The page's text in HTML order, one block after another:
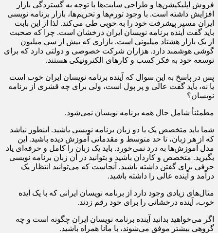
فروش اپلیکیشن‌ها و طراحی سایت‌ها با توجه به گستردگی بازار
افزایش داشته است. با وجود تورم‌ها و تحریم‌ها، بازار برنامه نویسی
ایران مسیر پیشرفت خود را به خوبی طی می‌کند. لذا از این بابت
باید گفت آینده برنامه نویسان ایران درخشان است. چرا که صحبت
از یک بازار هشتاد میلیونی است. بازاری که بیش از سی میلیون
گوشی هوشمند دارد. هزاران شرکت خصوصی و دولتی دارد که برای
توسعه خود به فکر کسب و کارهای الکترونیکی هستند.
پس در پاسخ به این سوال که آینده برنامه نویسان ایران خوب است
یا نه، باید گفت عالی و پر پول است، ولی برای چه قشری از برنامه
نویسان؟
مطمئنأ شامل حال همه برنامه نویسان نمی‌شود.
شما باید متخصص یک یا دو زبان برنامه نویسی باشید. اینطور نباشد
که از هر زبان، تا حد متوسط و مقدماتی آموزش دیده باشید. این
مدل آموزش‌ها به درد نمی‌خورد. باید یک زبان را کامل و حرفه‌ای یاد
بگیرید. متخصص و کاردان باشید و بتوانید در آن زبان برنامه نویسی
حرفی برای گفتن داشته باشید. آنجاست که می‌توانید انتظار یک
درآمد و آینده عالی را داشته باشید.
مثال‌های زیادی وجود دارد از برنامه نویسان ایرانی که با یک ایده
خوب، آینده درخشانی را برای خود رقم زدند.
اگر می‌خواهید بدانید آینده برنامه نویسان ایران چگونه است و چه
گروهی بیشتر موفق می‌شوند، با مانا همراه باشید.